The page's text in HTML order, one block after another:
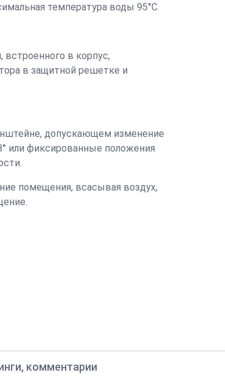
температура воды 95°С.
встроенного в корпус,
в защитной решетке и
допускающем изменение
или фиксированные положения
помещения, всасывая воздух,
комментарии